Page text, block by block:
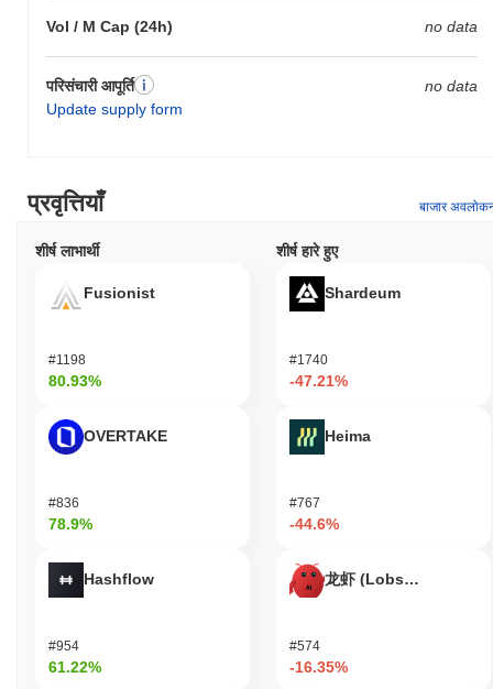
Vol / M Cap (24h) no data
परिसंचारी आपूर्ति
Update supply form
no data
प्रवृत्तियाँ बाजार
शीर्ष लाभार्थी
Fusionist
#1198
80.93%
OVERTAKE
#836
78.9%
Hashflow
#954
61.22%
शीर्ष हारे हुए
Shardeum
#1740
-47.21%
Heima
#767
-44.6%
龙虾 (Lobster)
#574
-16.35%